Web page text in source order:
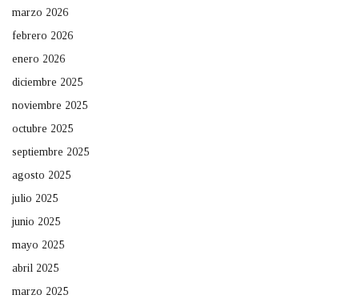
marzo 2026
febrero 2026
enero 2026
diciembre 2025
noviembre 2025
octubre 2025
septiembre 2025
agosto 2025
julio 2025
junio 2025
mayo 2025
abril 2025
marzo 2025